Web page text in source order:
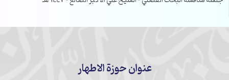
عنوان حوزة الاطهار